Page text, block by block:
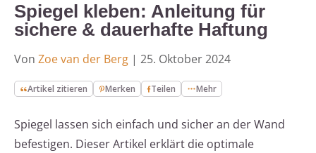
Spiegel kleben: Anleitung für
sichere & dauerhafte Haftung
Von Zoe van der Berg | 25. Oktober 2024
Artikel zitieren Merken Teilen Mehr
Spiegel lassen sich einfach und sicher an der Wand
befestigen. Dieser Artikel erklärt die optimale